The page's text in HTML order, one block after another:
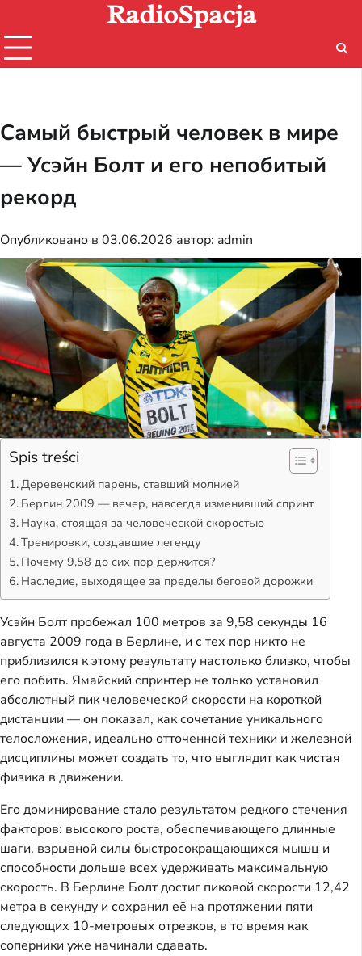
содержимому
RadioSpacja
Самый быстрый человек в мире
— Усэйн Болт и его непобитый
рекорд
Опубликовано в 03.06.2026 автор: admin
Spis treści
Деревенский парень, ставший молнией
Берлин 2009 — вечер, навсегда изменивший спринт
Наука, стоящая за человеческой скоростью
Тренировки, создавшие легенду
Почему 9,58 до сих пор держится?
Наследие, выходящее за пределы беговой дорожки
Усэйн Болт пробежал 100 метров за 9,58 секунды 16
августа 2009 года в Берлине, и с тех пор никто не
приблизился к этому результату настолько близко, чтобы
его побить. Ямайский спринтер не только установил
абсолютный пик человеческой скорости на короткой
дистанции — он показал, как сочетание уникального
телосложения, идеально отточенной техники и железной
дисциплины может создать то, что выглядит как чистая
физика в движении.
Его доминирование стало результатом редкого стечения
факторов: высокого роста, обеспечивающего длинные
шаги, взрывной силы быстросокращающихся мышц и
способности дольше всех удерживать максимальную
скорость. В Берлине Болт достиг пиковой скорости 12,42
метра в секунду и сохранил её на протяжении пяти
следующих 10-метровых отрезков, в то время как
соперники уже начинали сдавать.